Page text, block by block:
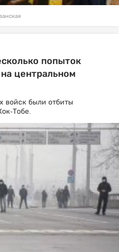
попыток
центральном
войск были отбиты
Тобе.